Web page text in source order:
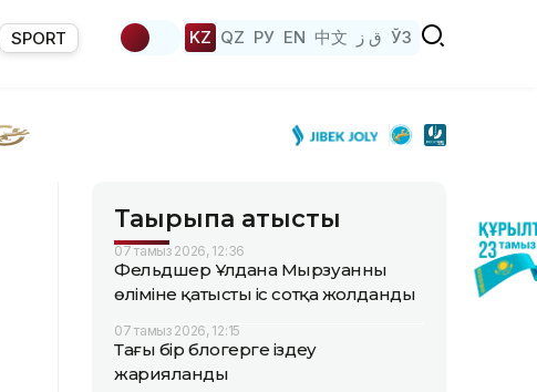
SPORT KZ QZ РУ EN 中文 ق ز ЎЗ
Тақырыпқа қатысты
07 тамыз 2026, 12:36
Фельдшер Ұлдана Мырзуанның
өліміне қатысты іс сотқа жолданды
07 тамыз 2026, 12:15
Тағы бір блогерге іздеу
жарияланды